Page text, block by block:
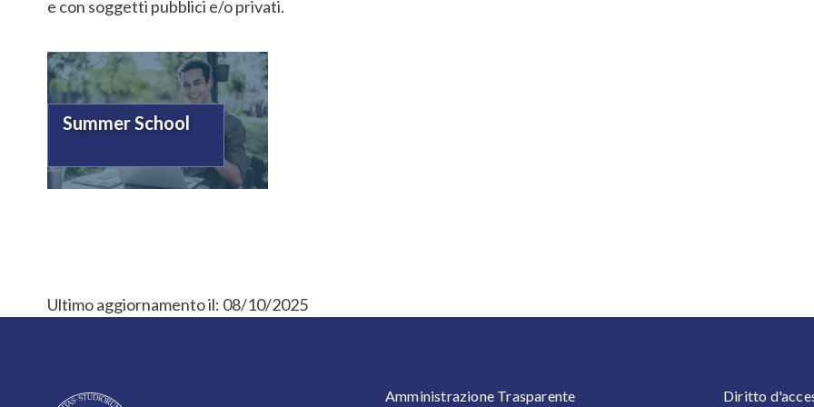
e con soggetti pubblici e/o privati.
Summer School
Ultimo aggiornamento il: 08/10/2025
FOOTER 1
Amministrazione Trasparente Diritto